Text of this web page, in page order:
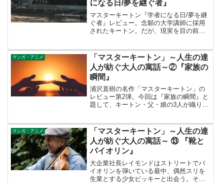
になる日/夢を継ぐ者』
マスターキートン『学者になる日/夢を継
ぐ者』レビュー。念願の大学講師に採用
されたキートン。だが、現実を目の前に
いた…。
マンガ・アニメ
「マスターキートン」～人生の達
人が紡ぐ大人の寓話～②『家族の
瞬間』
浦沢直樹の名作「マスターキートン」の
レビュー第2弾。今回は『家族の瞬間』と
題して、キートン・父・娘の3人が織り成
「人生の達人」ならではの箴言が胸を打
つ。
マンガ・アニメ
「マスターキートン」～人生の達
人が紡ぐ大人の寓話～ ⑬ 『靴と
バイオリン』
大企業社長レイモンドはストリートでバ
イオリンを弾いている最中、偶然スリを
生業とする少女ビッキーと出会う。その